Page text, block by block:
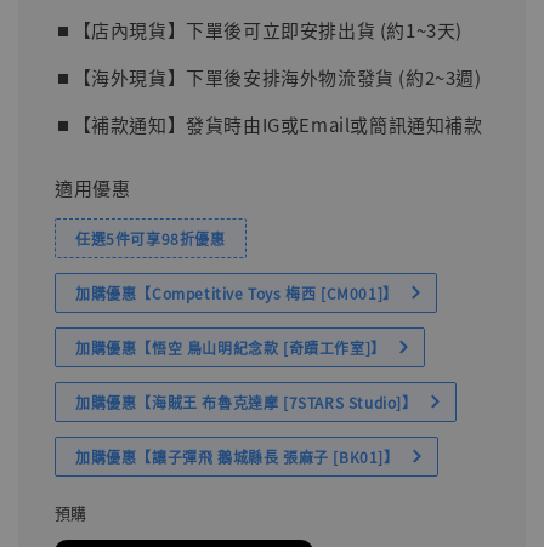
⏹︎【店內現貨】下單後可立即安排出貨 (約1~3天)
⏹︎【海外現貨】下單後安排海外物流發貨 (約2~3週)
⏹︎【補款通知】發貨時由IG或Email或簡訊通知補款
適用優惠
任選5件可享98折優惠
加購優惠【Competitive Toys 梅西 [CM001]】
加購優惠【悟空 鳥山明紀念款 [奇蹟工作室]】
加購優惠【海賊王 布魯克達摩 [7STARS Studio]】
加購優惠【讓子彈飛 鵝城縣長 張麻子 [BK01]】
預購